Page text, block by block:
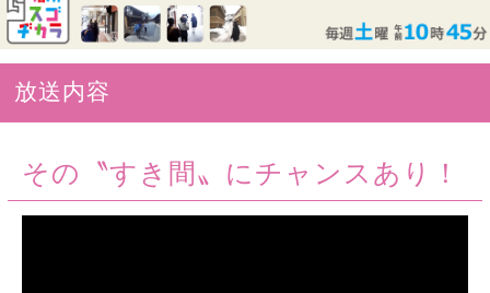
放送内容
その〝すき間〟にチャンスあり！